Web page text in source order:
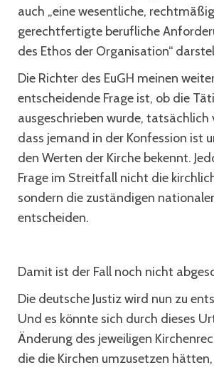
auch „eine wesentliche,
gerechtfertigte berufliche
des Ethos der Organisation“
Die Richter des EuGH meinen
entscheidende Frage ist, ob die
ausgeschrieben wurde, tatsächlich
dass jemand in der Konfession ist
den Werten der Kirche bekennt.
Frage im Streitfall nicht die
sondern die zuständigen
entscheiden.
Damit ist der Fall noch nicht
Die deutsche Justiz wird nun zu
Und es könnte sich durch dieses
Änderung des jeweiligen
die die Kirchen umzusetzen